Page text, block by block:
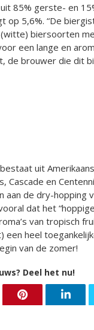
85% gerste- en
op 5,6%. “De
biersoorten
een lange en
de brouwer die dit
uit
Cascade en
aan de dry-hopping
dat het
van tropisch
een heel
van de zomer!
Deel het nu!